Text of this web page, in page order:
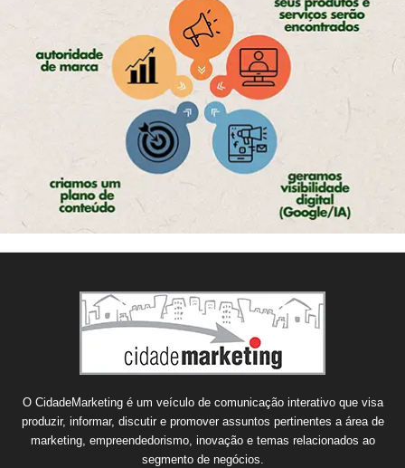
O CidadeMarketing é um veículo de comunicação interativo que visa
produzir, informar, discutir e promover assuntos pertinentes a área de
marketing, empreendedorismo, inovação e temas relacionados ao
segmento de negócios.